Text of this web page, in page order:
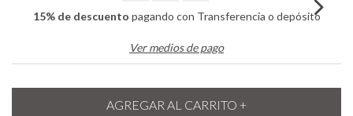
15% de descuento pagando con Transferencia o depósito
Ver medios de pago